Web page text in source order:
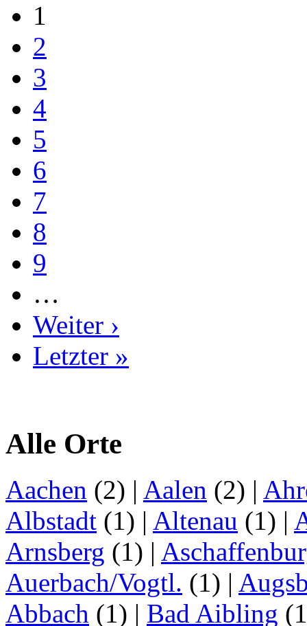
1
2
3
4
5
6
7
8
9
…
Weiter ›
Letzter »
Alle Orte
Aachen (2) | Aalen (2) |
Albstadt (1) | Altenau (1) |
Arnsberg (1) |
Auerbach/Vogtl. (1) |
Abbach (1) | Bad Aibling